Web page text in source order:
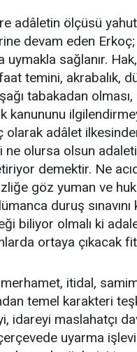
adâletin ölçüsü
devam eden
uymakla sağlanır.
temini, akrabalık,
tabakadan
kanununu
olarak adâlet
ne olursa olsun
demektir. Ne
göz yuman ve
duruş
biliyor olmalı ki
ortaya çıkacak
itidal,
temel karakteri
idareyi maslahatçı
uyarma